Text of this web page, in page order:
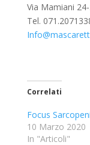
Via Mamiani
Tel.
Correlati
Focus
10 Marzo 2020
In "Articoli"